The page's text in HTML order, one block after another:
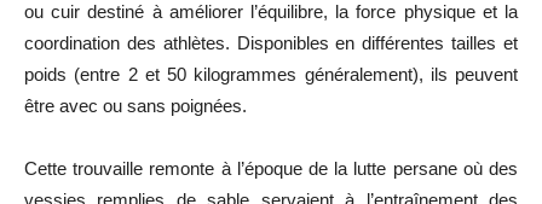
ou cuir destiné à améliorer l’équilibre, la force physique et la
coordination des athlètes. Disponibles en différentes tailles et
poids (entre 2 et 50 kilogrammes généralement), ils peuvent
être avec ou sans poignées.
Cette trouvaille remonte à l’époque de la lutte persane où des
vessies remplies de sable servaient à l’entraînement des